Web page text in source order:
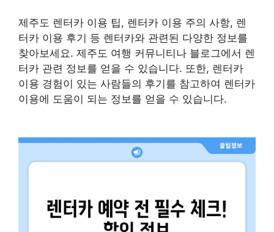
제주도 렌터카 이용 팁, 렌터카 이용 주의 사항, 렌
터카 이용 후기 등 렌터카와 관련된 다양한 정보를
찾아보세요. 제주도 여행 커뮤니티나 블로그에서 렌
터카 관련 정보를 얻을 수 있습니다. 또한, 렌터카
이용 경험이 있는 사람들의 후기를 참고하여 렌터카
이용에 도움이 되는 정보를 얻을 수 있습니다.